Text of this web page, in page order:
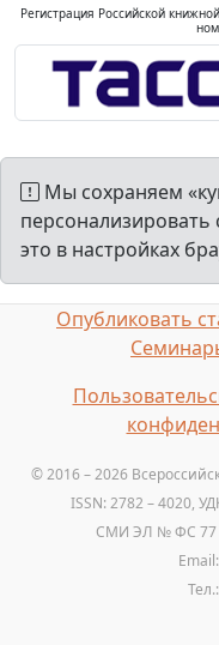
Регистрация Российской
Мы сохраняем
персонализировать
это в настройках
Опубликовать
© 2016 – 2026
ISSN: 2782 – 4020,
СМИ ЭЛ № ФС 77 –